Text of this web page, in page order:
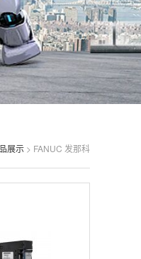
展示 > FANUC 发那科